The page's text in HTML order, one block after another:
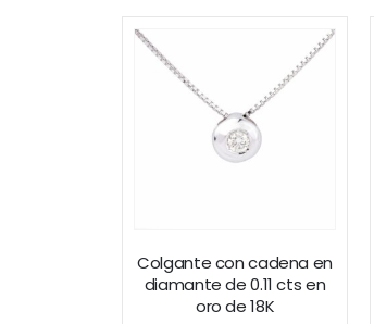
Colgante con cadena en
diamante de 0.11 cts en
oro de 18K